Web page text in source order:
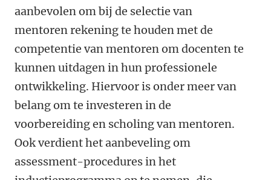
aanbevolen om bij de selectie van
mentoren rekening te houden met de
competentie van mentoren om docenten te
kunnen uitdagen in hun professionele
ontwikkeling. Hiervoor is onder meer van
belang om te investeren in de
voorbereiding en scholing van mentoren.
Ook verdient het aanbeveling om
assessment-procedures in het